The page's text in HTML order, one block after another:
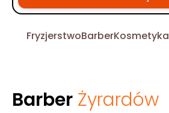
FryzjerstwoBarberKosmetyka
Barber Żyrardów